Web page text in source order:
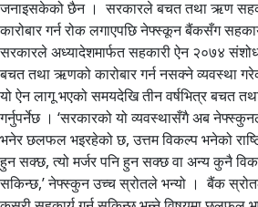
जनाइसकेको छैन । सरकारले बचत तथा ऋण
कारोबार गर्न रोक लगाएपछि नेफ्स्कून बैंकसँग
सरकारले अध्यादेशमार्फत सहकारी ऐन २०७४
बचत तथा ऋणको कारोबार गर्न नसक्ने व्यवस्था
यो ऐन लागू भएको समयदेखि तीन वर्षभित्र बचत
गर्नुपर्नेछ । ‘सरकारको यो व्यवस्थासँगै अब
भनेर छलफल भइरहेको छ, उत्तम विकल्प भनेको
हुन सक्छ, त्यो मर्जर पनि हुन सक्छ वा अन्य कुनै
सकिन्छ,’ नेफ्स्कुन उच्च स्रोतले भन्यो । बैंक